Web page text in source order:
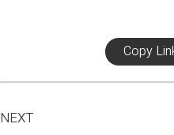
Copy
NEXT